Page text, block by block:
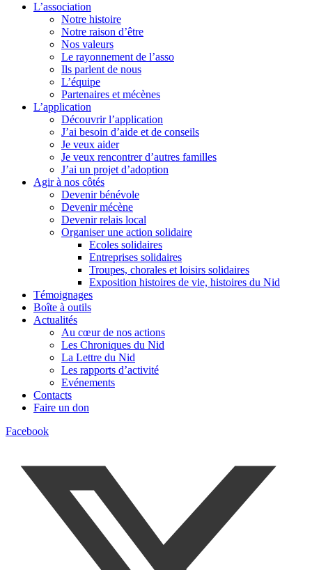
L’association
Notre histoire
Notre raison d’être
Nos valeurs
Le rayonnement de l’asso
Ils parlent de nous
L’équipe
Partenaires et mécènes
L’application
Découvrir l’application
J’ai besoin d’aide et de conseils
Je veux aider
Je veux rencontrer d’autres familles
J’ai un projet d’adoption
Agir à nos côtés
Devenir bénévole
Devenir mécène
Devenir relais local
Organiser une action solidaire
Ecoles solidaires
Entreprises solidaires
Troupes, chorales et loisirs solidaires
Exposition histoires de vie, histoires du Nid
Témoignages
Boîte à outils
Actualités
Au cœur de nos actions
Les Chroniques du Nid
La Lettre du Nid
Les rapports d’activité
Evénements
Contacts
Faire un don
Facebook